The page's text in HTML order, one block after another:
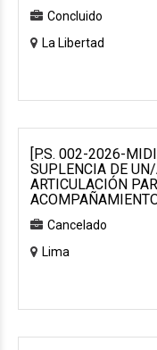
Concluido
La Libertad
[P.S. 002-2026-
SUPLENCIA DE
ARTICULACIÓN
Cancelado
Lima